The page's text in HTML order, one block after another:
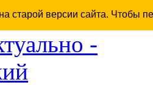
старой версии сайта. Чтобы
-